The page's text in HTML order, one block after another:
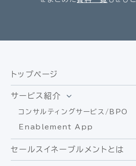
トップページ
サービス紹介
コンサルティングサービス/BPO
Enablement App
セールスイネーブルメントとは